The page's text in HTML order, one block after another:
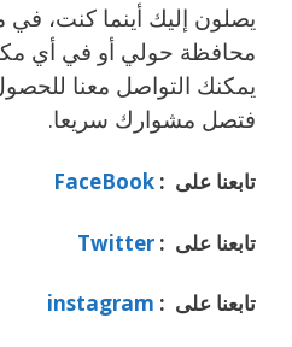
يصلون إليك أينما كنت،
محافظة حولي أو في أي
يمكنك التواصل معنا
فتصل مشوارك سريعا.
تابعنا على : FaceBook
تابعنا على : Twitter
تابعنا على : instagram